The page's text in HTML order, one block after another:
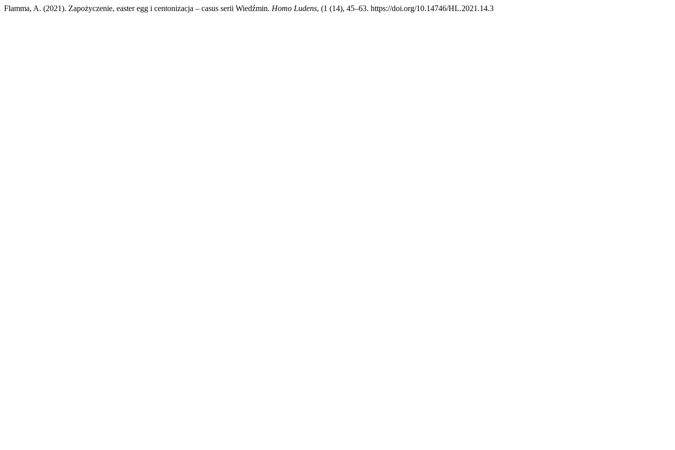
Flamma, A. (2021). Zapożyczenie, easter egg i centonizacja – casus serii Wiedźmin. Homo Ludens, (1 (14), 45–63. https://doi.org/10.14746/HL.2021.14.3